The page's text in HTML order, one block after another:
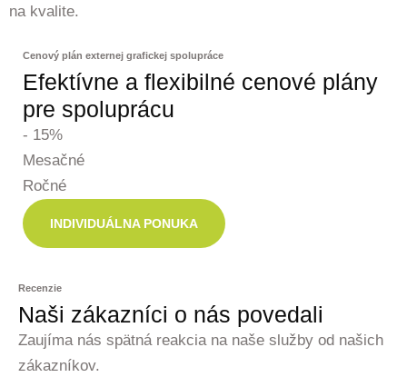
na kvalite.
Cenový plán externej grafickej spolupráce
Efektívne a flexibilné cenové plány
pre spoluprácu
- 15%
Mesačné
Ročné
INDIVIDUÁLNA PONUKA
Recenzie
Naši zákazníci o nás povedali
Zaujíma nás spätná reakcia na naše služby od našich
zákazníkov.